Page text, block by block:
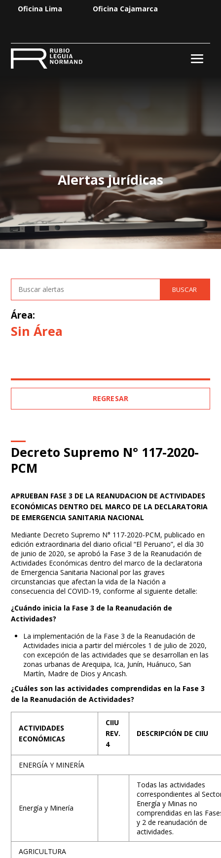
Oficina Lima Oficina Cajamarca
Alertas jurídicas
Área:
Sin Área
REGRESAR
Decreto Supremo N° 117-2020-
PCM
APRUEBAN FASE 3 DE LA REANUDACION DE ACTIVIDADES
ECONÓMICAS DENTRO DEL MARCO DE LA DECLARATORIA
DE EMERGENCIA SANITARIA NACIONAL
Mediante Decreto Supremo N° 117-2020-PCM, publicado en
edición extraordinaria del diario oficial “El Peruano”, el día 30
de junio de 2020, se aprobó la Fase 3 de la Reanudación de
Actividades Económicas dentro del marco de la declaratoria
de Emergencia Sanitaria Nacional por las graves
circunstancias que afectan la vida de la Nación a
consecuencia del COVID-19, conforme al siguiente detalle:
¿Cuándo inicia la Fase 3 de la Reanudación de
Actividades?
La implementación de la Fase 3 de la Reanudación de
Actividades inicia a partir del miércoles 1 de julio de 2020,
con excepción de las actividades que se desarrollan en las
zonas urbanas de Arequipa, Ica, Junín, Huánuco, San
Martín, Madre de Dios y Ancash.
¿Cuáles son las actividades comprendidas en la Fase 3
de la Reanudación de Actividades?
ACTIVIDADES
ECONÓMICAS
CIIU
REV.
4
DESCRIPCIÓN DE CIIU
ENERGÍA Y MINERÍA
Energía y Minería
Todas las actividades
correspondientes al
Energía y Minas no
comprendidas en las
y 2 de reanudación de
actividades.
AGRICULTURA